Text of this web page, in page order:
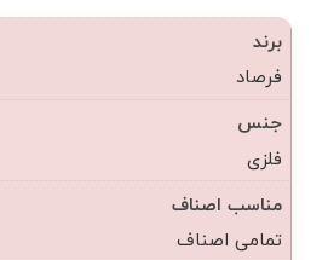
برند
فرصاد
جنس
فلزی
مناسب اصناف
تمامی اصناف